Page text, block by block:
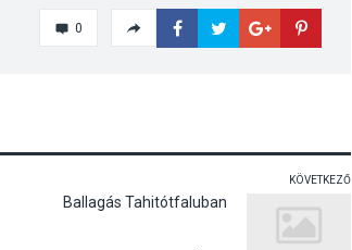
0
KÖVETKEZŐ
Ballagás Tahitótfaluban